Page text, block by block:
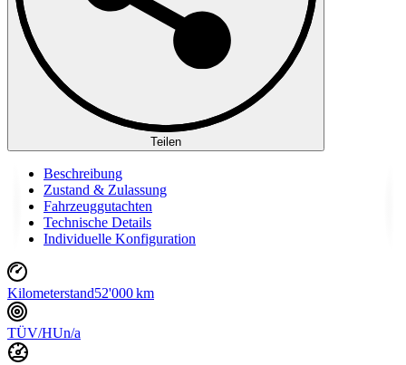
Teilen
Beschreibung
Zustand & Zulassung
Fahrzeuggutachten
Technische Details
Individuelle Konfiguration
Kilometerstand52'000 km
TÜV/HUn/a